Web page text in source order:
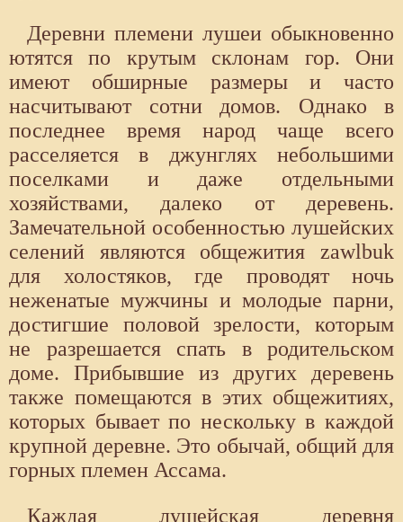
Деревни племени лушеи обыкновенно
ютятся по крутым склонам гор. Они
имеют обширные размеры и часто
насчитывают сотни домов. Однако в
последнее время народ чаще всего
расселяется в джунглях небольшими
поселками и даже отдельными
хозяйствами, далеко от деревень.
Замечательной особенностью лушейских
селений являются общежития zawlbuk
для холостяков, где проводят ночь
неженатые мужчины и молодые парни,
достигшие половой зрелости, которым
не разрешается спать в родительском
доме. Прибывшие из других деревень
также помещаются в этих общежитиях,
которых бывает по нескольку в каждой
крупной деревне. Это обычай, общий для
горных племен Ассама.
Каждая лушейская деревня